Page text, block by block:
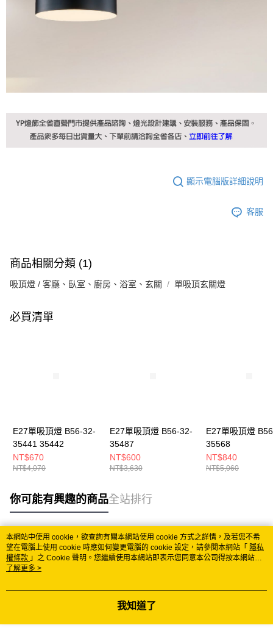
顯示電腦版詳細說明
客服
商品相關分類 (1)
吸頂燈 / 客廳、臥室、廚房、浴室、玄關 單吸頂玄關燈
必買清單
E27單吸頂燈 B56-32-
35441 35442
NT$670
NT$4,070
E27單吸頂燈 B56-32-
35487
NT$600
NT$3,630
E27單吸頂燈
35568
NT$840
NT$5,060
你可能有興趣的商品全站排行
熱門標籤
本網站中使用 cookie，欲查詢有關本網站使用 cookie 方式之詳情，及若您不希
望在電腦上使用 cookie 時應如何變更電腦的 cookie 設定，請參閱本網站「 隱私
權條款 」之 Cookie 聲明。您繼續使用本網站即表示您同意本公司得按本網站使
用條款之 Cookie 聲明使用 cookie。
了解更多 >
我知道了